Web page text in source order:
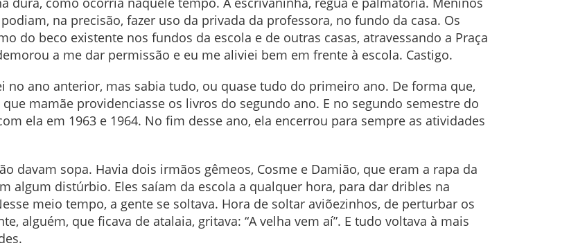
na precisão, fazer uso da privada da professora, no fundo da casa. Os
do beco existente nos fundos da escola e de outras casas, atravessando a Praça
a me dar permissão e eu me aliviei bem em frente à escola. Castigo.
no ano anterior, mas sabia tudo, ou quase tudo do primeiro ano. De forma que,
mamãe providenciasse os livros do segundo ano. E no segundo semestre do
ela em 1963 e 1964. No fim desse ano, ela encerrou para sempre as atividades
davam sopa. Havia dois irmãos gêmeos, Cosme e Damião, que eram a rapa da
algum distúrbio. Eles saíam da escola a qualquer hora, para dar dribles na
meio tempo, a gente se soltava. Hora de soltar aviõezinhos, de perturbar os
alguém, que ficava de atalaia, gritava: “A velha vem aí”. E tudo voltava à mais